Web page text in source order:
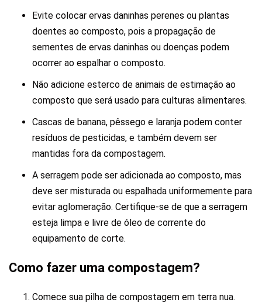
Evite colocar ervas daninhas perenes ou plantas
doentes ao composto, pois a propagação de
sementes de ervas daninhas ou doenças podem
ocorrer ao espalhar o composto.
Não adicione esterco de animais de estimação ao
composto que será usado para culturas alimentares.
Cascas de banana, pêssego e laranja podem conter
resíduos de pesticidas, e também devem ser
mantidas fora da compostagem.
A serragem pode ser adicionada ao composto, mas
deve ser misturada ou espalhada uniformemente para
evitar aglomeração. Certifique-se de que a serragem
esteja limpa e livre de óleo de corrente do
equipamento de corte.
Como fazer uma compostagem?
Comece sua pilha de compostagem em terra nua.